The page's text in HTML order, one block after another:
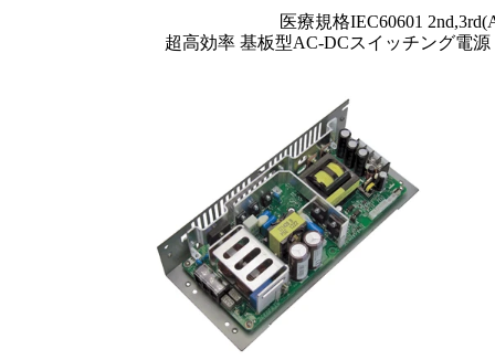
医療規格IEC60601
超高効率 基板型AC-DCスイッチング電